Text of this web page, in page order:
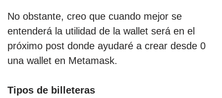
No obstante, creo que cuando mejor se
entenderá la utilidad de la wallet será en el
próximo post donde ayudaré a crear desde 0
una wallet en Metamask.
Tipos de billeteras